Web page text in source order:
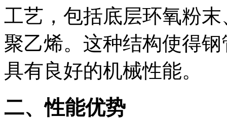
工艺，包括底层环氧粉
聚乙烯。这种结构使得
具有良好的机械性能。
二、性能优势